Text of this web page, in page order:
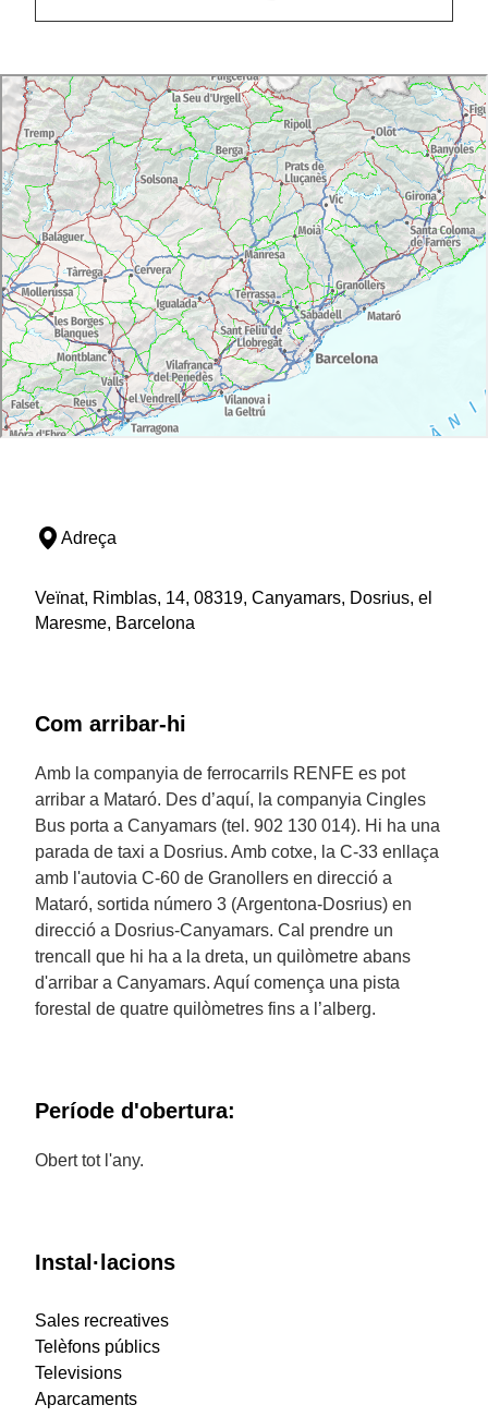
Adreça
Veïnat, Rimblas, 14, 08319, Canyamars, Dosrius, el
Maresme, Barcelona
Com arribar-hi
Amb la companyia de ferrocarrils RENFE es pot
arribar a Mataró. Des d’aquí, la companyia Cingles
Bus porta a Canyamars (tel. 902 130 014). Hi ha una
parada de taxi a Dosrius. Amb cotxe, la C-33 enllaça
amb l'autovia C-60 de Granollers en direcció a
Mataró, sortida número 3 (Argentona-Dosrius) en
direcció a Dosrius-Canyamars. Cal prendre un
trencall que hi ha a la dreta, un quilòmetre abans
d'arribar a Canyamars. Aquí comença una pista
forestal de quatre quilòmetres fins a l’alberg.
Període d'obertura:
Obert tot l'any.
Instal·lacions
Sales recreatives
Telèfons públics
Televisions
Aparcaments